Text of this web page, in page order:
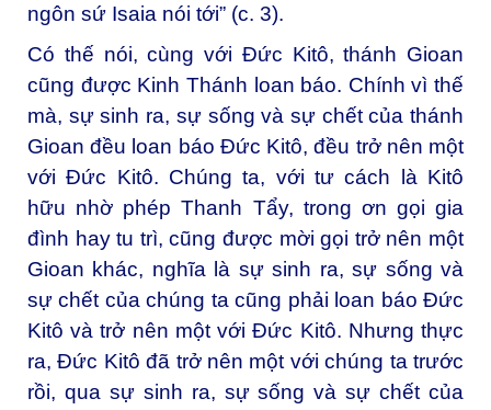
ngôn sứ Isaia nói tới” (c. 3).
Có thế nói, cùng với Đức Kitô, thánh Gioan
cũng được Kinh Thánh loan báo. Chính vì thế
mà, sự sinh ra, sự sống và sự chết của thánh
Gioan đều loan báo Đức Kitô, đều trở nên một
với Đức Kitô. Chúng ta, với tư cách là Kitô
hữu nhờ phép Thanh Tẩy, trong ơn gọi gia
đình hay tu trì, cũng được mời gọi trở nên một
Gioan khác, nghĩa là sự sinh ra, sự sống và
sự chết của chúng ta cũng phải loan báo Đức
Kitô và trở nên một với Đức Kitô. Nhưng thực
ra, Đức Kitô đã trở nên một với chúng ta trước
rồi, qua sự sinh ra, sự sống và sự chết của